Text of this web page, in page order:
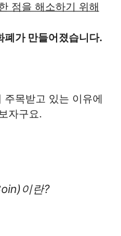
점을 해소하기 위해
가 만들어졌습니다.
주목받고 있는 이유에
자구요.
이란?